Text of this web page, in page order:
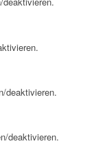
deaktivieren.
deaktivieren.